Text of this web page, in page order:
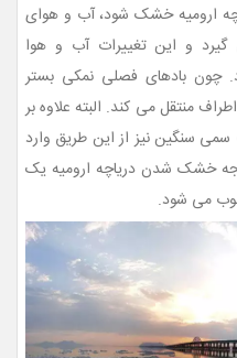
ارومیه خشک شود، آب و هوای
و این تغییرات آب و هوا
چون بادهای فصلی نمکی بستر
منتقل می کند. البته علاوه بر
سنگین نیز از این طریق وارد
خشک شدن دریاچه ارومیه یک
می شود.